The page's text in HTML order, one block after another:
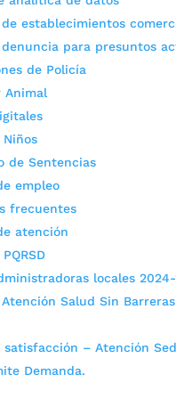
establecimientos
para presuntos
de Policía
Animal
de Sentencias
empleo
frecuentes
atención
locales
Salud Sin
satisfacción – Atención
Demanda.
oficina-de-control-interno-
de Tratamiento de Datos
de Datos Personales
de uso
Política
Política de derechos